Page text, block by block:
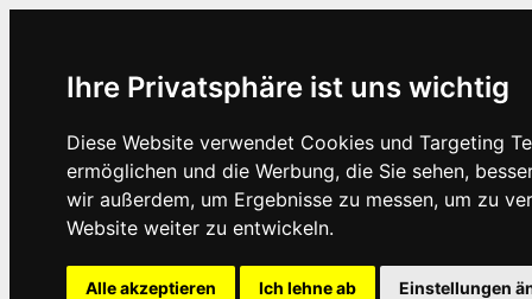
Ihre Privatsphäre ist uns wichtig
Diese Website verwendet Cookies und Targeting
ermöglichen und die Werbung, die Sie sehen,
wir außerdem, um Ergebnisse zu messen, um zu
Website weiter zu entwickeln.
Alle akzeptieren Ich lehne ab Einstellungen